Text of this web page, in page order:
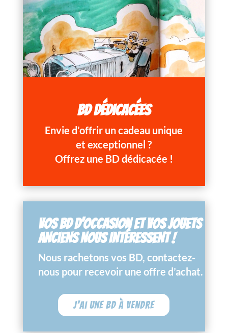
BD DÉDICACÉES
Envie d’offrir un cadeau unique
et exceptionnel ?
Offrez une BD dédicacée !
VOS BD D’OCCASION ET VOS JOUETS
ANCIENS NOUS INTÉRESSENT !
Nous rachetons vos BD, contactez-
nous pour recevoir une offre d’achat.
J'ai une BD à vendre